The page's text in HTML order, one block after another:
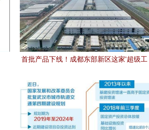
首批产品下线！成都东部新区这家'超级工
级